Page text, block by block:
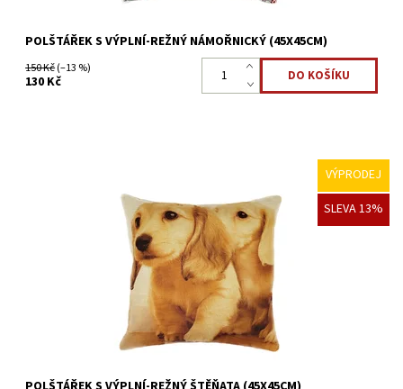
POLŠTÁŘEK S VÝPLNÍ-REŽNÝ NÁMOŘNICKÝ (45X45CM)
150 Kč(–13 %)
130 Kč
VÝPRODEJ
SLEVA 13%
Ozdobný polštář se zvířecím motivem, který Vám oživí obývací
pokoj, případně ložnici.
Skladem 1 ks
3591/70X3